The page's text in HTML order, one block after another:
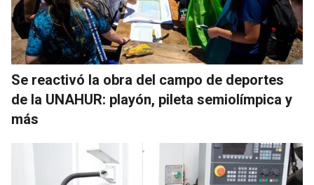
Se reactivó la obra del campo de deportes
de la UNAHUR: playón, pileta semiolímpica y
más